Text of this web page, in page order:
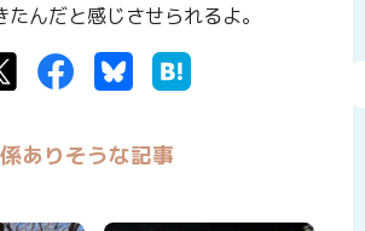
んだと感じさせられるよ。
TwitterFacebookBluesky はてなブックマーク
ありそうな記事